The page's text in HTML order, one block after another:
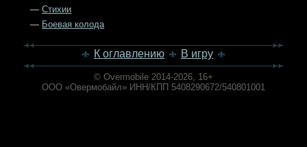
— Стихии
— Боевая колода
К оглавлению В игру
© Overmobile 2014-2026, 16+
ООО «Овермобайл» ИНН/КПП 5408290672/540801001